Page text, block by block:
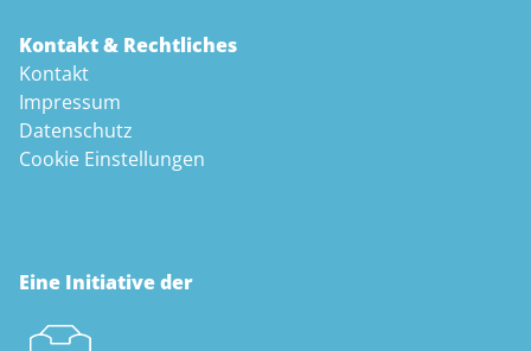
Kontakt & Rechtliches
Kontakt
Impressum
Datenschutz
Cookie Einstellungen
Eine Initiative der